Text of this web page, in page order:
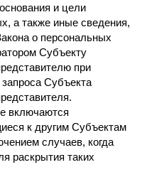
и цели
а также иные сведения,
о персональных
Субъекту
при
Субъекта
включаются
к другим Субъектам
случаев, когда
раскрытия таких